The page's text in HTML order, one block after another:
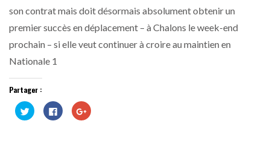
son contrat mais doit désormais absolument obtenir un
premier succès en déplacement – à Chalons le week-end
prochain – si elle veut continuer à croire au maintien en
Nationale 1
Partager :
Cliquez
pour
partager
Cliquez
pour
partager
Cliquez
pour